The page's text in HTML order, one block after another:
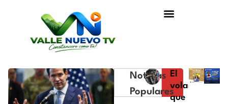
Noticias
Populares
El
volante
que